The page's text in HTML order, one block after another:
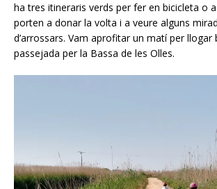
ha tres itineraris verds per fer en bicicleta o
porten a donar la volta i a veure alguns
d’arrossars. Vam aprofitar un matí per llogar
passejada per la Bassa de les Olles.